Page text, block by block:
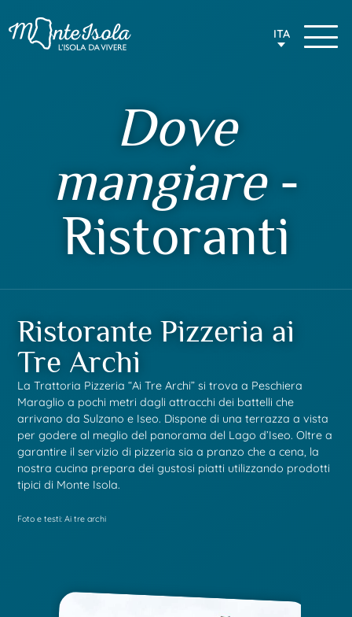
ITA
Dove
mangiare-
Ristoranti
Ristorante Pizzeria ai
Tre Archi
La Trattoria Pizzeria “Ai Tre Archi” si trova a Peschiera
Maraglio a pochi metri dagli attracchi dei battelli che
arrivano da Sulzano e Iseo. Dispone di una terrazza a vista
per godere al meglio del panorama del Lago d’Iseo. Oltre a
garantire il servizio di pizzeria sia a pranzo che a cena, la
nostra cucina prepara dei gustosi piatti utilizzando prodotti
tipici di Monte Isola.
Foto e testi: Ai tre archi